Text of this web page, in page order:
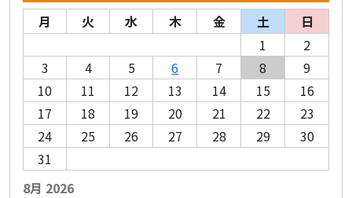
8月 2026
月 火 水 木 金 土
日
1
2
3
4 5 6 7 8
9
10
11 12 13 14 15
16
17
18 19 20 21 22
23
24
25 26 27 28 29
30
31